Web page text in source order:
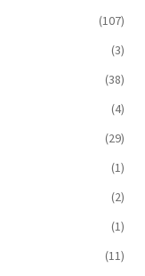
(107)
(3)
(38)
(4)
(29)
(1)
(2)
(1)
(11)